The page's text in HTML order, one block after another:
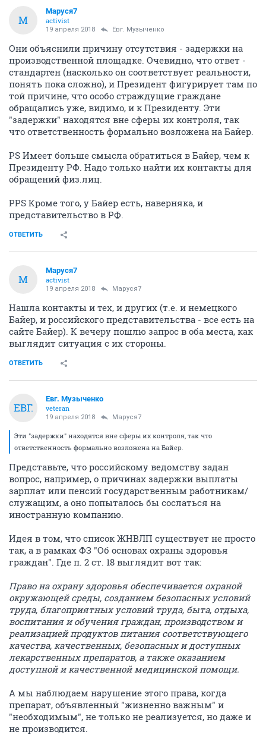
М
Маруся7
activist
19 апреля 2018 Евг. Музыченко
Они объяснили причину отсутствия - задержки на
производственной площадке. Очевидно, что ответ -
стандартен (насколько он соответствует реальности,
понять пока сложно), и Президент фигурирует там по
той причине, что особо страждущие граждане
обращались уже, видимо, и к Президенту. Эти
"задержки" находятся вне сферы их контроля, так
что ответственность формально возложена на Байер.
PS Имеет больше смысла обратиться в Байер, чем к
Президенту РФ. Надо только найти их контакты для
обращений физ.лиц.
PPS Кроме того, у Байер есть, наверняка, и
представительство в РФ.
ОТВЕТИТЬ
М
Маруся7
activist
19 апреля 2018 Маруся7
Нашла контакты и тех, и других (т.е. и немецкого
Байер, и российского представительства - все есть на
сайте Байер). К вечеру пошлю запрос в оба места, как
выглядит ситуация с их стороны.
ОТВЕТИТЬ
ЕВГ.
Евг. Музыченко
veteran
19 апреля 2018 Маруся7
Эти "задержки" находятся вне сферы их контроля, так что
ответственность формально возложена на Байер.
Представьте, что российскому ведомству задан
вопрос, например, о причинах задержки выплаты
зарплат или пенсий государственным работникам/
служащим, а оно попыталось бы сослаться на
иностранную компанию.
Идея в том, что список ЖНВЛП существует не просто
так, а в рамках ФЗ "Об основах охраны здоровья
граждан". Где п. 2 ст. 18 выглядит вот так:
Право на охрану здоровья обеспечивается охраной
окружающей среды, созданием безопасных условий
труда, благоприятных условий труда, быта, отдыха,
воспитания и обучения граждан, производством и
реализацией продуктов питания соответствующего
качества, качественных, безопасных и доступных
лекарственных препаратов, а также оказанием
доступной и качественной медицинской помощи.
А мы наблюдаем нарушение этого права, когда
препарат, объявленный "жизненно важным" и
"необходимым", не только не реализуется, но даже и
не производится.